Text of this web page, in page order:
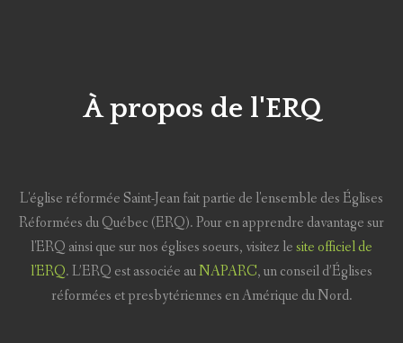
À propos de l'ERQ
L'église réformée Saint-Jean fait partie de l'ensemble des Églises
Réformées du Québec (ERQ). Pour en apprendre davantage sur
l'ERQ ainsi que sur nos églises soeurs, visitez lesite officiel de
l'ERQ. L’ERQ est associée auNAPARC, un conseil d’Églises
réformées et presbytériennes en Amérique du Nord.